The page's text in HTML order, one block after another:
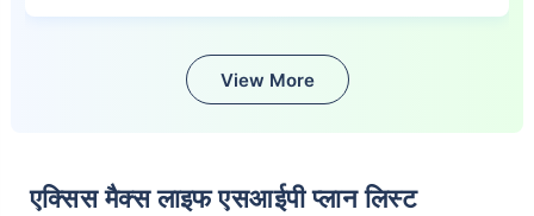
View More
एक्सिस मैक्स लाइफ एसआईपी प्लान लिस्ट